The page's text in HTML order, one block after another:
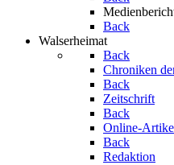
Back
Walserheimat
Back
Chroniken
Back
Zeitschrift
Back
Online-
Back
Redaktion